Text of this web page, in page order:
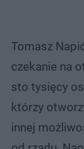
Tomasz
czekanie na
sto tysięcy
którzy
innej